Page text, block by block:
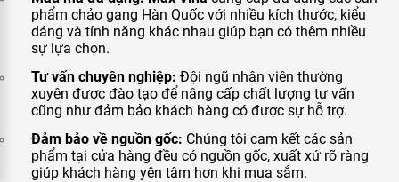
phẩm chảo gang Hàn Quốc với nhiều kích thước, kiểu
dáng và tính năng khác nhau giúp bạn có thêm nhiều
sự lựa chọn.
Tư vấn chuyên nghiệp: Đội ngũ nhân viên thường
xuyên được đào tạo để nâng cấp chất lượng tư vấn
cũng như đảm bảo khách hàng có được sự hỗ trợ.
Đảm bảo về nguồn gốc: Chúng tôi cam kết các sản
phẩm tại cửa hàng đều có nguồn gốc, xuất xứ rõ ràng
giúp khách hàng yên tâm hơn khi mua sắm.